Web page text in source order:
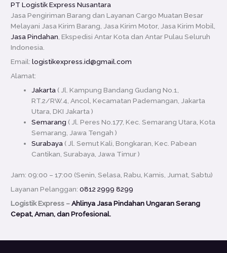
PT Logistik Express Nusantara
Jasa Pengiriman Barang dan Layanan Cargo Muatan Besar
Melayani Jasa Kirim Barang, Jasa Kirim Motor, Jasa Kirim Mobil,
Jasa Pindahan, Ekspedisi Antar Kota dan Antar Pulau Seluruh
Indonesia.
Email:logistikexpress.id@gmail.com
Alamat:
Jakarta ( Jl. Kampung Bandang Gudang No.1,
RT.2/RW.4, Ancol, Kecamatan Pademangan, Jakarta
Utara, DKI Jakarta )
Semarang ( Jl. Peres No.177, Kec. Semarang Utara, Kota
Semarang, Jawa Tengah )
Surabaya ( Jl. Semut Kali, Bongkaran, Kec. Pabean
Cantikan, Surabaya, Jawa Timur )
Jam: 09:00 – 17:00 (Senin, Selasa, Rabu, Kamis, Jumat, Sabtu)
Layanan Pelanggan:0812 2999 8299
Logistik Express –Ahlinya Jasa Pindahan Ungaran Serang
Cepat, Aman, dan Profesional.